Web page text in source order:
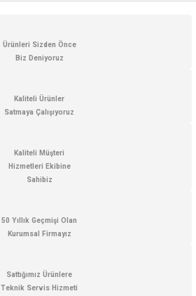
Ürünleri Sizden Önce
Biz Deniyoruz
Kaliteli Ürünler
Satmaya Çalışıyoruz
Kaliteli Müşteri
Hizmetleri Ekibine
Sahibiz
50 Yıllık Geçmişi Olan
Kurumsal Firmayız
Sattığımız Ürünlere
Teknik Servis Hizmeti